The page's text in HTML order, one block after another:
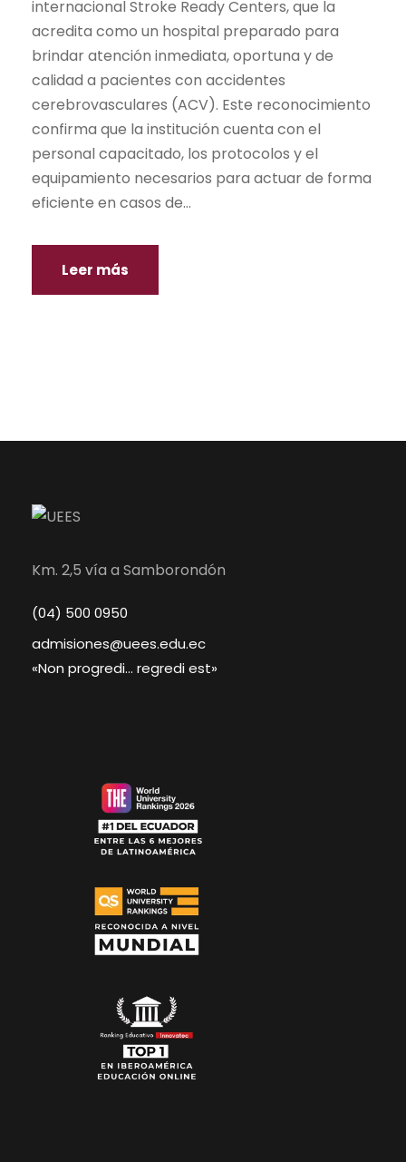
internacional Stroke Ready Centers, que la
acredita como un hospital preparado para
brindar atención inmediata, oportuna y de
calidad a pacientes con accidentes
cerebrovasculares (ACV). Este reconocimiento
confirma que la institución cuenta con el
personal capacitado, los protocolos y el
equipamiento necesarios para actuar de forma
eficiente en casos de...
Leer más
Km. 2,5 vía a Samborondón
(04) 500 0950
admisiones@uees.edu.ec
«Non progredi… regredi est»